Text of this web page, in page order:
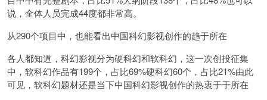
说，全体人员完成44度都非常高。
从290个项目中，也能看出中国科幻影视创作的趋于所在
各人都知道，科幻影视分为硬科幻和软科幻，这一次创投征集
中，软科幻作品有199个，占比69%硬科幻60个，占比21%由此
可见，软科幻题材还是当下中国科幻影视创作的热衷于于所在